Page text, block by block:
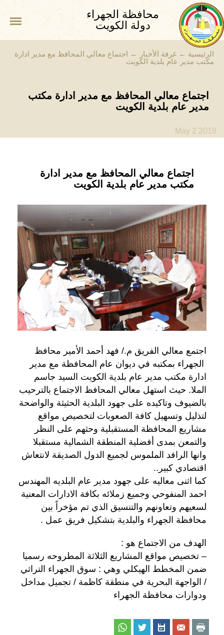
محافظة الجهراء
دولة الكويت
الرئيسية ← غرفة الأخبار ← اجتماع معالي المحافظ مع مدير ادارة
مكتب مدير عام بلدية الكويت
اجتماع معالي المحافظ مع مدير ادارة مكتب
مدير عام بلدية الكويت
May 2 2018
اجتماع معالي المحافظ مع مدير ادارة
مكتب مدير عام بلدية الكويت
اجتمع معالي الفريق م./ فهد أحمد الأمير محافظ
الجهراء بمكتبه في ديوان عام المحافظة مع مدير
ادارة مكتب مدير عام بلدية الكويت السيد جاسم
الملا. حيث استهل معالي المحافظ الاجتماع بالترحيب
بالضيوف وتاكيده على جهود البلدية الحثيثة والواضحة
لتذليل وتسهيل كافة الصعوبات لتخصيص مواقع
مشاريع المحافظة المستقبلية وحثهم على النظر
والتمعن بمدى أفضلية المنطقة الشمالية مستقبلا
وانها الرافد الملموس لجميع الدول الصديقة لانتعاش
اقتصادي كبير..
كما اثنى معاليه على جهود مدير عام البلديه المهندس
احمد المنفوحي وجميع زملائه بكافة الادارات المعنية
لسعيهم وتعاونهم والتنسيق الذي تم مؤخراً بين
محافظة الجهراء والبلدية بتشكيل فريق عمل .
الهدف من الاجتماع هو :
– تخصيص مواقع المشاريع الثلاثة المطروحه رسميا
ضمن المخطط الهيكلي وهي : سوق الجهراء التراثي
/ الواجهة البحرية في منطقة كاظمة / تجميل مداخل
ودوارات محافظة الجهراء